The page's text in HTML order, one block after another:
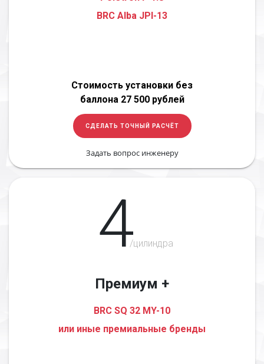
BRC Alba JPI-13
Стоимость установки без
баллона 27 500 рублей
СДЕЛАТЬ ТОЧНЫЙ РАСЧЁТ
Задать вопрос инженеру
4/цилиндра
Премиум +
BRC SQ 32 MY-10
или иные премиальные бренды